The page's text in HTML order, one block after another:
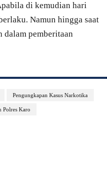
di kemudian hari
Namun hingga saat
dalam pemberitaan
Pengungkapan Kasus Narkotika
Polres Karo